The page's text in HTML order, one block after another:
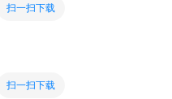
扫一扫下载
扫一扫下载